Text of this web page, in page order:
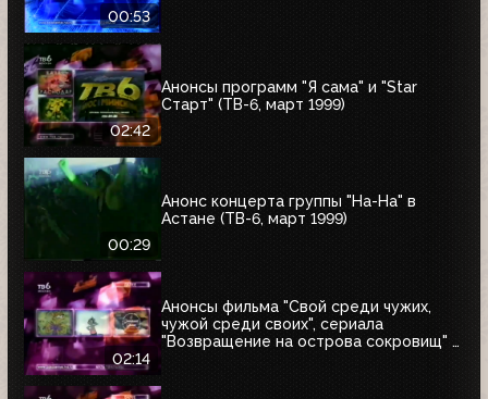
00:53
02:42
Анонсы программ "Я сама" и "Star
Старт" (ТВ-6, март 1999)
00:29
Анонс концерта группы "На-На" в
Астане (ТВ-6, март 1999)
02:14
Анонсы фильма "Свой среди чужих,
чужой среди своих", сериала
"Возвращение на острова сокровищ" и